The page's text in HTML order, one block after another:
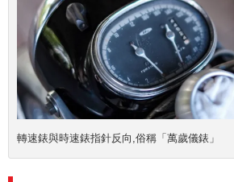
轉速錶與時速錶指針反向,俗稱「萬歲儀錶」